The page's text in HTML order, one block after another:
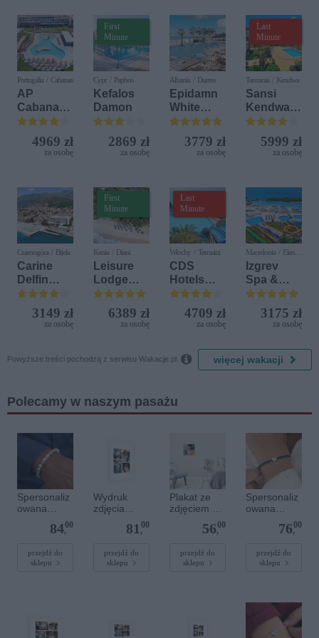
Portugalia / Cabanas
AP
Cabanas
Beach &
Nature
4969 zł
za osobę
First
Minute
Cypr / Paphos
Kefalos
Damon
2869 zł
za osobę
Albania / Durres
Epidamn
White
Sensation
3779 zł
za osobę
Last
Minute
Tanzania / Kendwa
Sansi
Kendwa
Beach
Resort
5999 zł
za osobę
Czarnogóra / Bijela
Carine
Delfin
Bijela (ex.
Iberostar
Bijela
3149 zł
za osobę
First
Minute
Kenia / Diani
Leisure
Lodge
Beach &
Golf
Resort by
6389 zł
za osobę
Last
Minute
Włochy / Terrasini
CDS
Hotels
Terrasini
(ex. Citta
del Mare)
4709 zł
za osobę
Macedonia / Elen
Kamen
Izgrev
Spa &
Aquapark
3175 zł
za osobę
Powyższe treści pochodzą z serwisu Wakacje.pl.  więcej wakacji
Polecamy w naszym pasażu
Spersonaliz
owana
bransoletka
szlachetnym
i - Szary - M
84,
00
przejdź do
sklepu
Wydruk
zdjęcia
plakatu - 50
x 70 cm81 ,
00
przejdź do
sklepu
Plakat ze
zdjęciem 30
56,
00
przejdź do
sklepu
Spersonaliz
owana
bransoletka
sznurkowa -
Srebrne
serce
76,
00
przejdź do
sklepu